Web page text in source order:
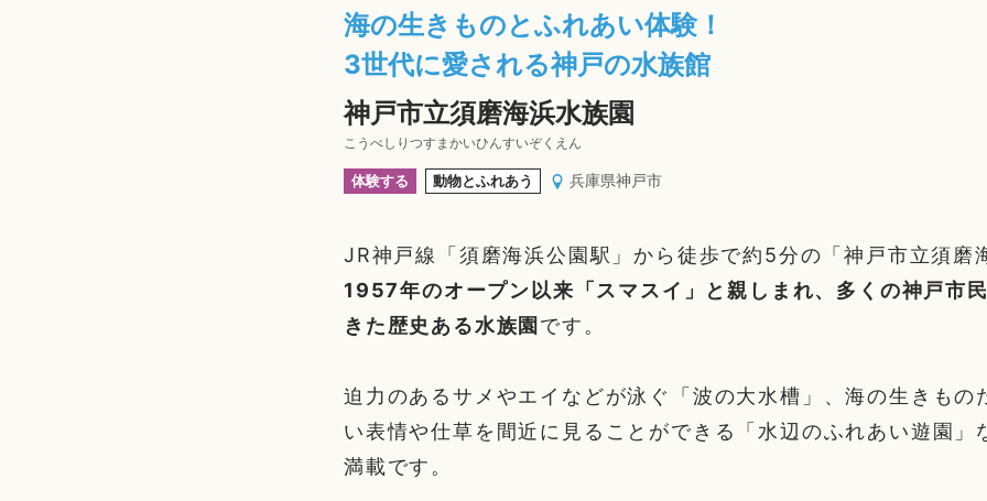
海の生きものとふれあい体験！
3世代に愛される神戸の水族館
神戸市立須磨海浜水族園
こうべしりつすまかいひんすいぞくえん
体験する 動物とふれあう 兵庫県神戸市
JR神戸線「須磨海浜公園駅」から徒歩で約5分の「神戸市立須磨
1957年のオープン以来「スマスイ」と親しまれ、多くの神戸市
きた歴史ある水族園 です。
迫力のあるサメやエイなどが泳ぐ「波の大水槽」、海の生きもの
い表情や仕草を間近に見ることができる「水辺のふれあい遊園」
満載です。